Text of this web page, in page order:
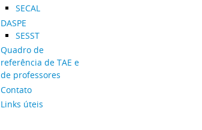
SECAL
DASPE
SESST
Quadro de
referência de TAE e
de professores
Contato
Links úteis